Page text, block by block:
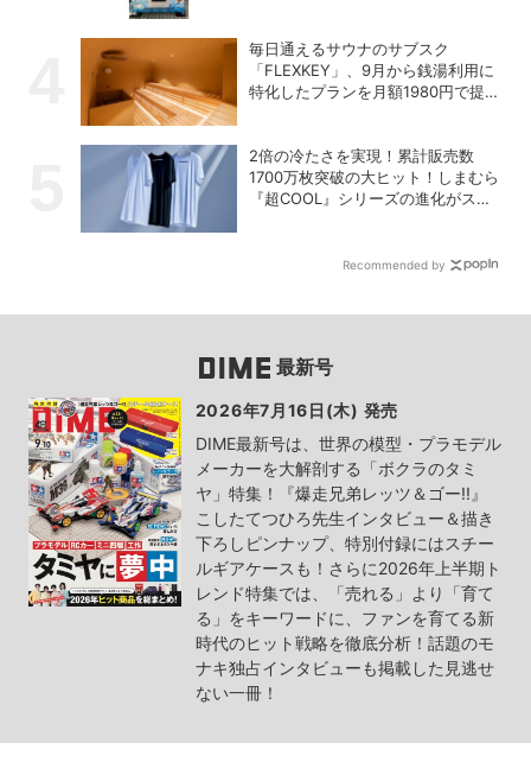
毎日通えるサウナのサブスク
「FLEXKEY」、9月から銭湯利用に
特化したプランを月額1980円で提供
2倍の冷たさを実現！累計販売数
1700万枚突破の大ヒット！しまむら
『超COOL』シリーズの進化がスゴ
Recommended by
最新号
2026年7月16日(木) 発売
DIME最新号は、世界の模型・プラモデル
メーカーを大解剖する「ボクラのタミ
ヤ」特集！『爆走兄弟レッツ＆ゴー!!』
こしたてつひろ先生インタビュー＆描き
下ろしピンナップ、特別付録にはスチー
ルギアケースも！さらに2026年上半期ト
レンド特集では、「売れる」より「育て
る」をキーワードに、ファンを育てる新
時代のヒット戦略を徹底分析！話題のモ
ナキ独占インタビューも掲載した見逃せ
ない一冊！